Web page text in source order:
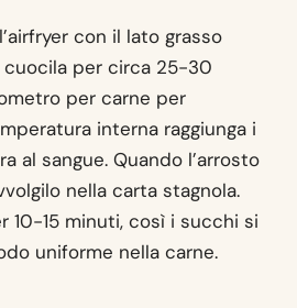
con il lato grasso
cuocila per circa 25-30
per carne per
interna raggiunga i
al sangue. Quando l’arrosto
nella carta stagnola.
10-15 minuti, così i succhi si
uniforme nella carne.